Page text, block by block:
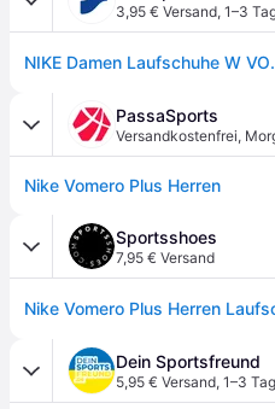
3,95 € Versand, 1–3
NIKE
PassaSports
Versandkostenfrei,
Nike Vomero Plus Herren
Sportsshoes
7,95 € Versand
Dein Sportsfreund
5,95 € Versand, 1–3